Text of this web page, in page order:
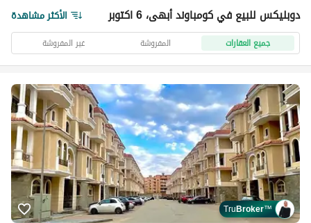
دوبليكس للبيع في كومباوند أبهى، 6 اكتوبر الأكثر مشاهدة
جميع العقارات المفروشة غير المفروشة
TruBroker™